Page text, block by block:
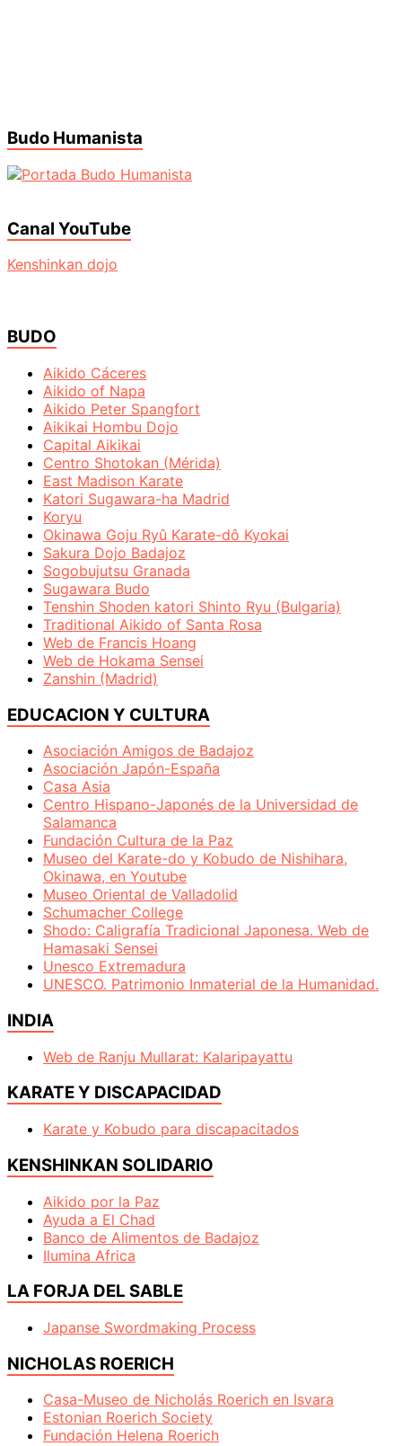
Budo Humanista
Canal YouTube
Kenshinkan dojo
BUDO
Aikido Cáceres
Aikido of Napa
Aikido Peter Spangfort
Aikikai Hombu Dojo
Capital Aikikai
Centro Shotokan (Mérida)
East Madison Karate
Katori Sugawara-ha Madrid
Koryu
Okinawa Goju Ryû Karate-dô Kyokai
Sakura Dojo Badajoz
Sogobujutsu Granada
Sugawara Budo
Tenshin Shoden katori Shinto Ryu (Bulgaria)
Traditional Aikido of Santa Rosa
Web de Francis Hoang
Web de Hokama Sensei
Zanshin (Madrid)
EDUCACION Y CULTURA
Asociación Amigos de Badajoz
Asociación Japón-España
Casa Asia
Centro Hispano-Japonés de la Universidad de
Salamanca
Fundación Cultura de la Paz
Museo del Karate-do y Kobudo de Nishihara,
Okinawa, en Youtube
Museo Oriental de Valladolid
Schumacher College
Shodo: Caligrafía Tradicional Japonesa. Web de
Hamasaki Sensei
Unesco Extremadura
UNESCO. Patrimonio Inmaterial de la Humanidad.
INDIA
Web de Ranju Mullarat: Kalaripayattu
KARATE Y DISCAPACIDAD
Karate y Kobudo para discapacitados
KENSHINKAN SOLIDARIO
Aikido por la Paz
Ayuda a El Chad
Banco de Alimentos de Badajoz
Ilumina Africa
LA FORJA DEL SABLE
Japanse Swordmaking Process
NICHOLAS ROERICH
Casa-Museo de Nicholás Roerich en Isvara
Estonian Roerich Society
Fundación Helena Roerich